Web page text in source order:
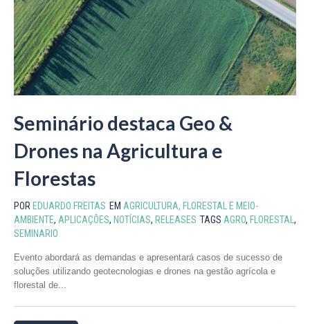
Seminário destaca Geo &
Drones na Agricultura e
Florestas
POR EDUARDO FREITAS EM AGRICULTURA, FLORESTAL E MEIO-
AMBIENTE, APLICAÇÕES, NOTÍCIAS, RELEASES TAGS AGRO, FLORESTAL ,
SEMINARIO
Evento abordará as demandas e apresentará casos de sucesso de
soluções utilizando geotecnologias e drones na gestão agrícola e
florestal de...